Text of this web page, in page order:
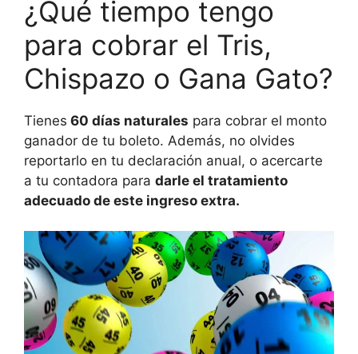
¿Qué tiempo tengo
para cobrar el Tris,
Chispazo o Gana Gato?
Tienes 60 días naturales para cobrar el monto
ganador de tu boleto. Además, no olvides
reportarlo en tu declaración anual, o acercarte
a tu contadora para darle el tratamiento
adecuado de este ingreso extra.